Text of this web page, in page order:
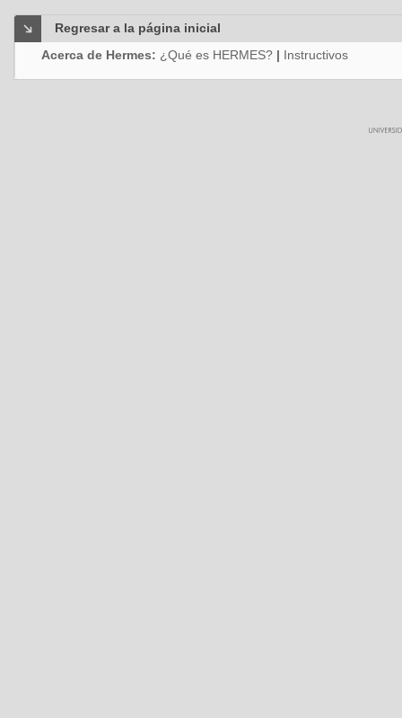
Regresar a la página inicial
Acerca de Hermes: ¿Qué es HERMES? | Instructivos